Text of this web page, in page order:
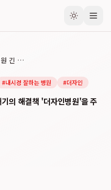
덕양구 건강검진, 대학병원 긴 대기의 해결책 '더자인병원'을 주목해야 하는 이유
#내시경 잘하는 병원 #더자인
의 해결책 '더자인병원'을 주